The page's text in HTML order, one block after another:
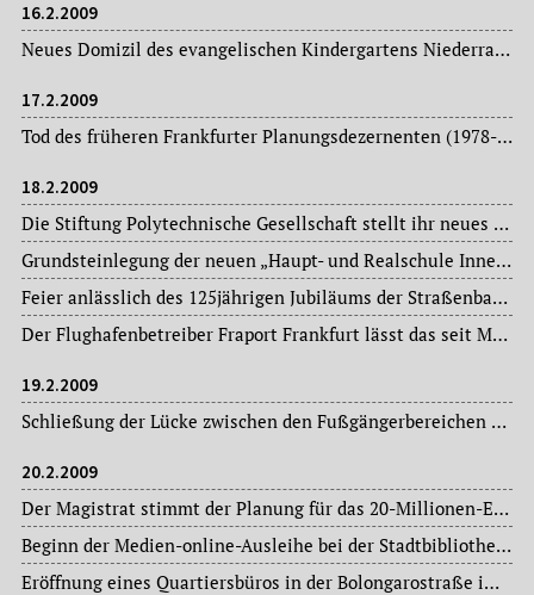
16.2.2009
Neues Domizil des evangelischen Kindergartens Niederrad ist das neue Kinderhaus.
17.2.2009
Tod des früheren Frankfurter Planungsdezernenten (1978-1989) Hans Küppers (CDU) (1934-2009).
18.2.2009
Die Stiftung Polytechnische Gesellschaft stellt ihr neues Projekt vor: die Bürgerakademie, mit der die Polytechniker das Ehrenamt in der Mainstadt würdigen wollen.
Grundsteinlegung der neuen „Haupt- und Realschule Innenstadt“.
Feier anlässlich des 125jährigen Jubiläums der Straßenbahnverbindung zwischen Frankfurt am Main und Offenbach am Main im Bürgertreff Depot. Gefeiert wird die Geburtsstunde der ersten elektrischen Straßenbahn in Deutschland am 18. Februar 1884.
Der Flughafenbetreiber Fraport Frankfurt lässt das seit Mai 2008 bestehende Hüttendorf im Kelsterbacher Wald räumen.
19.2.2009
Schließung der Lücke zwischen den Fußgängerbereichen Zeil und Hauptwache: die Zeit der verkehrsumtosten Hauptwache ist beendet.
20.2.2009
Der Magistrat stimmt der Planung für das 20-Millionen-Euro-Projekt zu: dem Neubau in der Siedlung New Atterberry an der Friedberger Warte.
Beginn der Medien-online-Ausleihe bei der Stadtbibliothek – sieben Tage die Woche, 24 Stunden am Tag.
Eröffnung eines Quartiersbüros in der Bolongarostraße im Stadtteil Höchst als erste Maßnahme des dreijährigen EU-Forschungsprojekts „Mandie“ (Managing District Centres in North West Europe) gegen drohende „Erosion“ einstmals blühender Städte.